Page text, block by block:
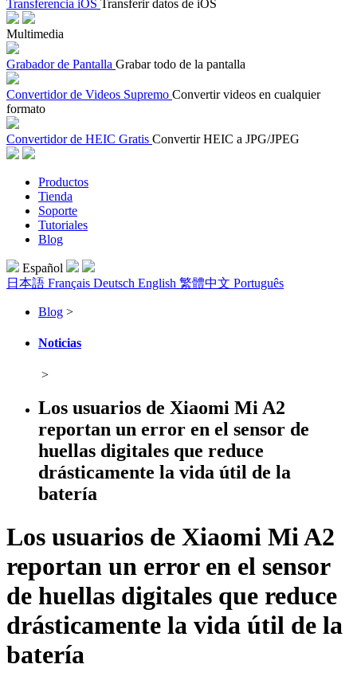
Transferencia iOS Transferir datos de iOS
Multimedia
Grabador de Pantalla Grabar todo de la pantalla
Convertidor de Videos Supremo Convertir videos en cualquier
formato
Convertidor de HEIC Gratis Convertir HEIC a JPG/JPEG
Productos
Tienda
Soporte
Tutoriales
Blog
Español
日本語 Français Deutsch English 繁體中文 Português
Blog >
Noticias
>
Los usuarios de Xiaomi Mi A2
reportan un error en el sensor de
huellas digitales que reduce
drásticamente la vida útil de la
batería
Los usuarios de Xiaomi Mi A2
reportan un error en el sensor
de huellas digitales que reduce
drásticamente la vida útil de la
batería